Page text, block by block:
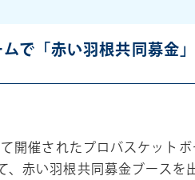
で「赤い羽根共同募金
開催されたプロバスケット
、赤い羽根共同募金ブースを